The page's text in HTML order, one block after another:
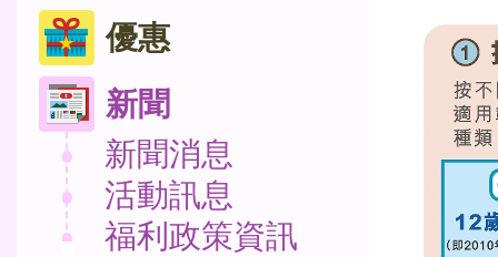
優惠
新聞
新聞消息
活動訊息
福利政策資訊